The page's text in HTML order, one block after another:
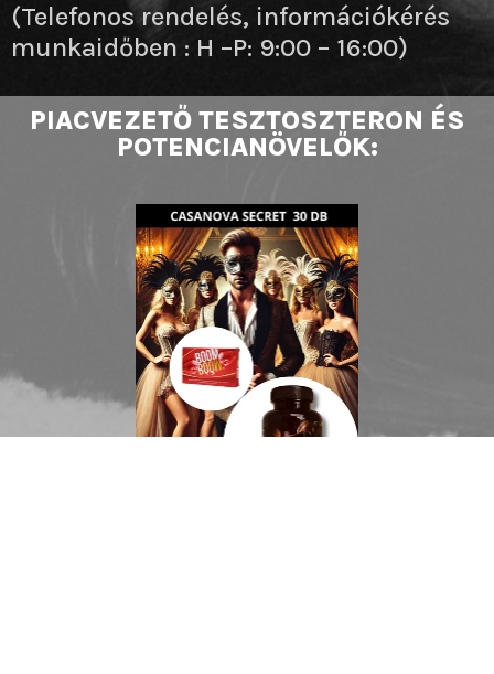
PIACVEZETŐ TESZTOSZTERON ÉS
POTENCIANÖVELŐK:
(Telefonos rendelés, információkérés
munkaidőben : H –P: 9:00 – 16:00)